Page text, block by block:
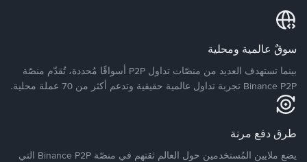
سوقٌ عالمية ومحلية
بينما تستهدف العديد من منصّات تداول P2P أسواقًا مُحددة، تُقدّم منصّة
Binance P2P تجربة تداول عالمية حقيقية وتدعم أكثر من 70 عملة محلية.
طرق دفع مرنة
يضع ملايين المُستخدمين حول العالم ثقتهم في منصّة Binance P2P التي